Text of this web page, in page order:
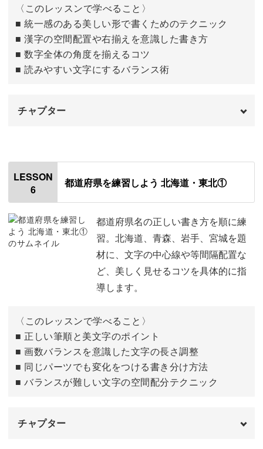
「下」
「中」
「央」
〈このレッスンで学べること〉
■ 統一感のある美しい形で書くためのテクニック
■ 漢字の空間配置や右揃えを意識した書き方
■ 数字全体の角度を揃えるコツ
■ 読みやすい文字にするバランス術
チャプター
「新」
「旧」
1 06:54
2 07:53
08:50
5
6
7
9
LESSON
6
都道府県を練習しよう 北海道・東北①
都道府県名の正しい書き方を順に練
習。北海道、青森、岩手、宮城を題
材に、文字の中心線や等間隔配置な
ど、美しく見せるコツを具体的に指
導します。
〈このレッスンで学べること〉
■ 正しい筆順と美文字のポイント
■ 画数バランスを意識した文字の長さ調整
■ 同じパーツでも変化をつける書き分け方法
■ バランスが難しい文字の空間配分テクニック
チャプター